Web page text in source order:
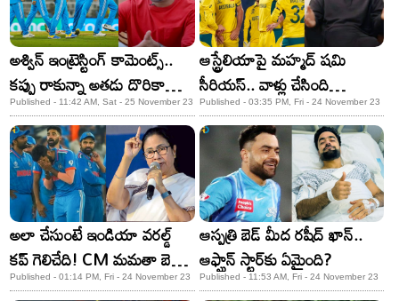
అశ్విన్ ఇంట్రెస్టింగ్ కామెంట్స్..
కప్పు రాకున్నా అతడు దొరికాడు
చాలంటూ..!
Published - 11:42 AM, Sat - 25 November 23
ఆస్ట్రేలియాపై మహ్మద్ షమి
సీరియస్.. వాళ్లు చేసింది
తప్పంటూ..!
Published - 03:35 PM, Fri - 24 November 23
అలా చేసుంటే ఇండియా వరల్డ్‌
కప్‌ గెలిచేది! CM మమతా బెనర్జీ
కొత్త వాదన
Published - 01:14 PM, Fri - 24 November 23
ఆస్పత్రి బెడ్​ మీద రషీద్ ఖాన్..
ఆఫ్ఘాన్ స్టార్​కు ఏమైంది?
Published - 11:53 AM, Fri - 24 November 23